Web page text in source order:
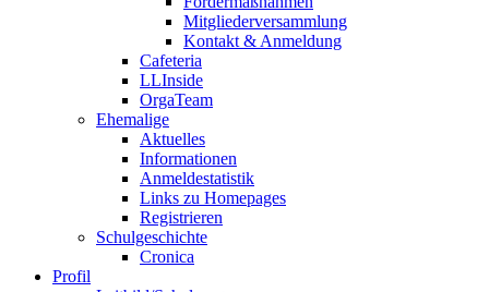
Mitgliederversammlung
Kontakt & Anmeldung
Cafeteria
LLInside
OrgaTeam
Ehemalige
Aktuelles
Informationen
Anmeldestatistik
Links zu Homepages
Registrieren
Schulgeschichte
Cronica
Profil